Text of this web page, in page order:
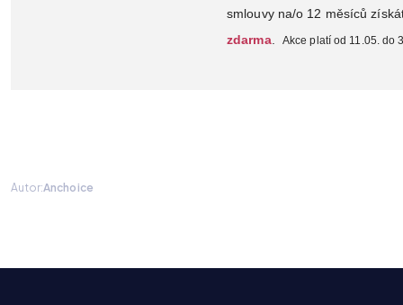
smlouvy na/o 12 měsíců
zdarma. Akce platí od 11.05. do
Autor:Anchoice